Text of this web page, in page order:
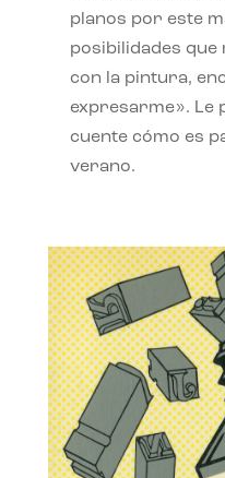
planos por este
posibilidades que
con la pintura,
expresarme». Le
cuente cómo es
verano.